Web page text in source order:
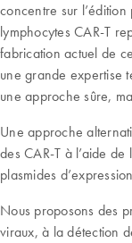
concentre sur
lymphocytes CAR-T
fabrication actuel de
une grande expertise
une approche sûre,
Une approche
des CAR-T à l’aide
plasmides
Nous proposons des
viraux, à la détection